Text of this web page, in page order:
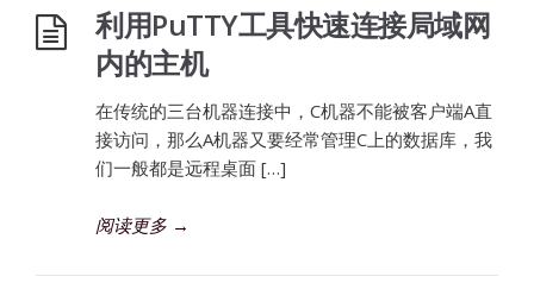
利用PuTTY工具快速连接局域网
内的主机
在传统的三台机器连接中，C机器不能被客户端A直
接访问，那么A机器又要经常管理C上的数据库，我
们一般都是远程桌面 […]
阅读更多 →